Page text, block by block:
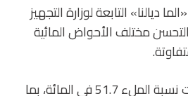
التابعة لوزارة التجهيز
مختلف الأحواض المائية
ففي حوض ملوية، بلغت نسبة الملء 51.7 في المائة، بما